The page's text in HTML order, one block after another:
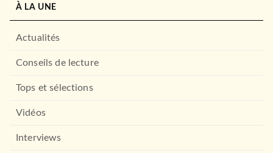
À LA UNE
Actualités
Conseils de lecture
Tops et sélections
Vidéos
Interviews